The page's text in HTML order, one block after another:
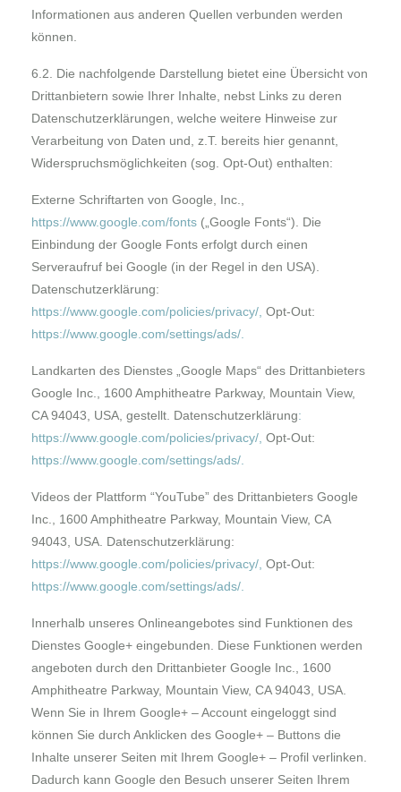
Informationen aus anderen Quellen verbunden werden
können.
6.2. Die nachfolgende Darstellung bietet eine Übersicht von
Drittanbietern sowie Ihrer Inhalte, nebst Links zu deren
Datenschutzerklärungen, welche weitere Hinweise zur
Verarbeitung von Daten und, z.T. bereits hier genannt,
Widerspruchsmöglichkeiten (sog. Opt-Out) enthalten:
Externe Schriftarten von Google, Inc.,
https://www.google.com/fonts („ Google Fonts“). Die
Einbindung der Google Fonts erfolgt durch einen
Serveraufruf bei Google (in der Regel in den USA).
Datenschutzerklärung:
https://www.google.com/policies/privacy/ Opt-Out:
https://www.google.com/settings/ads/
Landkarten des Dienstes „ Google Maps“ des Drittanbieters
Google Inc., 1600 Amphitheatre Parkway, Mountain View,
CA 94043, USA, gestellt. Datenschutzerklärung:
https://www.google.com/policies/privacy/ Opt-Out:
https://www.google.com/settings/ads/
Videos der Plattform “YouTube” des Drittanbieters Google
Inc., 1600 Amphitheatre Parkway, Mountain View, CA
94043, USA. Datenschutzerklärung:
https://www.google.com/policies/privacy/ Opt-Out:
https://www.google.com/settings/ads/
Innerhalb unseres Onlineangebotes sind Funktionen des
Dienstes Google+ eingebunden. Diese Funktionen werden
angeboten durch den Drittanbieter Google Inc., 1600
Amphitheatre Parkway, Mountain View, CA 94043, USA.
Wenn Sie in Ihrem Google+ – Account eingeloggt sind
können Sie durch Anklicken des Google+ – Buttons die
Inhalte unserer Seiten mit Ihrem Google+ – Profil verlinken.
Dadurch kann Google den Besuch unserer Seiten Ihrem